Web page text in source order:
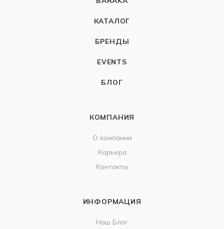
КАТАЛОГ
БРЕНДЫ
EVENTS
БЛОГ
КОМПАНИЯ
О компании
Карьера
Контакты
ИНФОРМАЦИЯ
Наш Блог